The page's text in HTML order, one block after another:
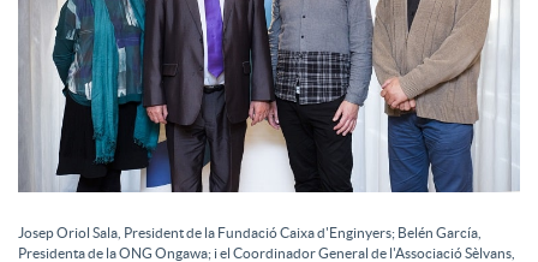
l
s
Josep Oriol Sala, President de la Fundació Caixa d'Enginyers; Belén García,
Presidenta de la ONG Ongawa; i el Coordinador General de l'Associació Sèlvans,